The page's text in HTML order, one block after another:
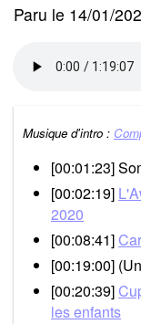
Paru le 14/01/
Musique d'intro :
[00:01:23]
[00:02:19]
2020
[00:08:41]
[00:19:00]
[00:20:39]
les enfants